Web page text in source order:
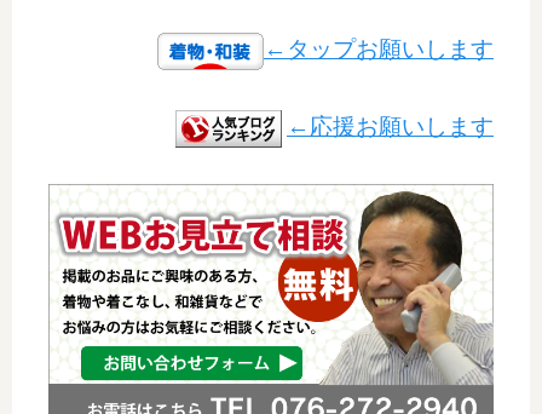
←タップお願いします
←応援お願いします